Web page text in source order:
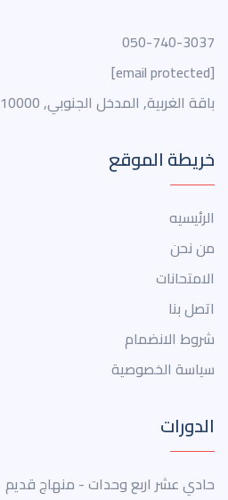
050-740-3037
[email protected]
باقة الغربية, المدخل الجنوبي, 3010000
خريطة الموقع
الرئيسيه
من نحن
الامتحانات
اتصل بنا
شروط الانضمام
سياسة الخصوصية
الدورات
حادي عشر اربع وحدات - منهاج قديم